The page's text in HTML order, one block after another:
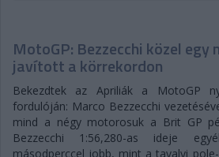
MotoGP: Bezzecchi közel egy
javított a körrekordon
Bekezdtek az Apriliák a MotoGP
fordulóján: Marco Bezzecchi
mind a négy motorosuk a Brit GP
Bezzecchi 1:56,280-as ideje
másodperccel jobb, mint a tavalyi